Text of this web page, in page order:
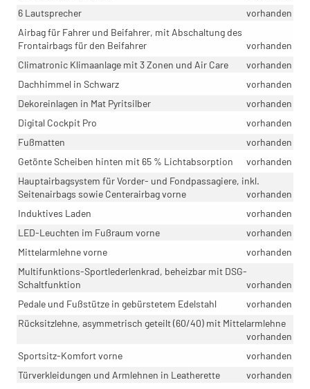
6 Lautsprecher
vorhanden
Airbag für Fahrer und Beifahrer, mit Abschaltung des
Frontairbags für den Beifahrer
vorhanden
Climatronic Klimaanlage mit 3 Zonen und Air Care
vorhanden
Dachhimmel in Schwarz
vorhanden
Dekoreinlagen in Mat Pyritsilber
vorhanden
Digital Cockpit Pro
vorhanden
Fußmatten
vorhanden
Getönte Scheiben hinten mit 65 % Lichtabsorption
vorhanden
Hauptairbagsystem für Vorder- und Fondpassagiere, inkl.
Seitenairbags sowie Centerairbag vorne
vorhanden
Induktives Laden
vorhanden
LED-Leuchten im Fußraum vorne
vorhanden
Mittelarmlehne vorne
vorhanden
Multifunktions-Sportlederlenkrad, beheizbar mit DSG-
Schaltfunktion
vorhanden
Pedale und Fußstütze in gebürstetem Edelstahl
vorhanden
Rücksitzlehne, asymmetrisch geteilt (60/40) mit Mittelarmlehne
vorhanden
Sportsitz-Komfort vorne
vorhanden
Türverkleidungen und Armlehnen in Leatherette
vorhanden